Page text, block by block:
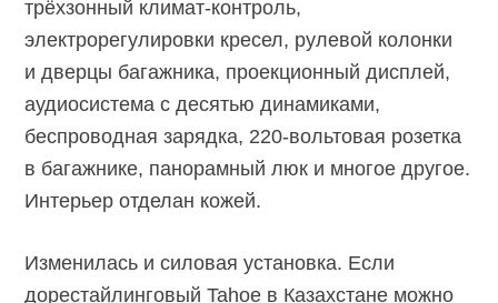
трёхзонный климат-контроль,
электрорегулировки кресел, рулевой колонки
и дверцы багажника, проекционный дисплей,
аудиосистема с десятью динамиками,
беспроводная зарядка, 220-вольтовая розетка
в багажнике, панорамный люк и многое другое.
Интерьер отделан кожей.
Изменилась и силовая установка. Если
дорестайлинговый Tahoe в Казахстане можно